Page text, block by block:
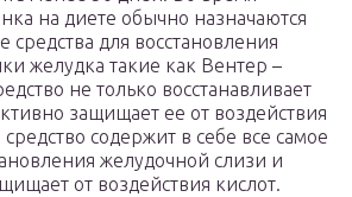
на диете обычно назначаются
для восстановления
желудка такие как Вентер –
не только восстанавливает
защищает ее от воздействия
содержит в себе все самое
желудочной слизи и
от воздействия кислот.